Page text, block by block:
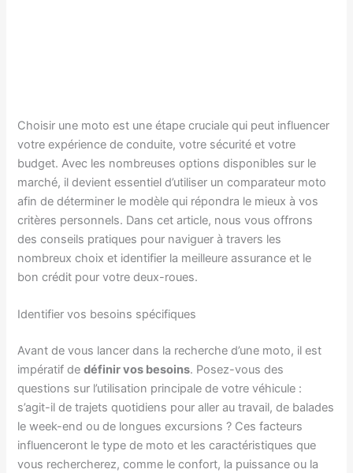
Choisir une moto est une étape cruciale qui peut influencer
votre expérience de conduite, votre sécurité et votre
budget. Avec les nombreuses options disponibles sur le
marché, il devient essentiel d’utiliser un comparateur moto
afin de déterminer le modèle qui répondra le mieux à vos
critères personnels. Dans cet article, nous vous offrons
des conseils pratiques pour naviguer à travers les
nombreux choix et identifier la meilleure assurance et le
bon crédit pour votre deux-roues.
Identifier vos besoins spécifiques
Avant de vous lancer dans la recherche d’une moto, il est
impératif dedéfinir vos besoins. Posez-vous des
questions sur l’utilisation principale de votre véhicule :
s’agit-il de trajets quotidiens pour aller au travail, de balades
le week-end ou de longues excursions ? Ces facteurs
influenceront le type de moto et les caractéristiques que
vous rechercherez, comme le confort, la puissance ou la